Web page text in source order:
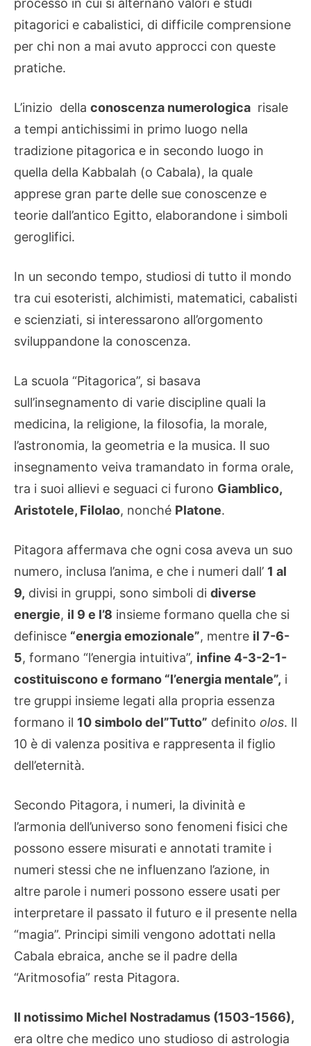
processo in cui si alternano valori e studi
pitagorici e cabalistici, di difficile comprensione
per chi non a mai avuto approcci con queste
pratiche.
L’inizio della conoscenza numerologica risale
a tempi antichissimi in primo luogo nella
tradizione pitagorica e in secondo luogo in
quella della Kabbalah (o Cabala), la quale
apprese gran parte delle sue conoscenze e
teorie dall’antico Egitto, elaborandone i simboli
geroglifici.
In un secondo tempo, studiosi di tutto il mondo
tra cui esoteristi, alchimisti, matematici, cabalisti
e scienziati, si interessarono all’orgomento
sviluppandone la conoscenza.
La scuola “Pitagorica”, si basava
sull’insegnamento di varie discipline quali la
medicina, la religione, la filosofia, la morale,
l’astronomia, la geometria e la musica. Il suo
insegnamento veiva tramandato in forma orale,
tra i suoi allievi e seguaci ci furono Giamblico,
Aristotele, Filolao, nonché Platone.
Pitagora affermava che ogni cosa aveva un suo
numero, inclusa l’anima, e che i numeri dall’ 1 al
9, divisi in gruppi, sono simboli di diverse
energie, il 9 e l’8 insieme formano quella che si
definisce “energia emozionale”, mentre il 7-6-
5, formano “l’energia intuitiva”, infine 4-3-2-1-
costituiscono e formano “l’energia mentale”, i
tre gruppi insieme legati alla propria essenza
formano il 10 simbolo del”Tutto” definito olos. Il
10 è di valenza positiva e rappresenta il figlio
dell’eternità.
Secondo Pitagora, i numeri, la divinità e
l’armonia dell’universo sono fenomeni fisici che
possono essere misurati e annotati tramite i
numeri stessi che ne influenzano l’azione, in
altre parole i numeri possono essere usati per
interpretare il passato il futuro e il presente nella
“magia”. Principi simili vengono adottati nella
Cabala ebraica, anche se il padre della
“Aritmosofia” resta Pitagora.
Il notissimo Michel Nostradamus (1503-1566),
era oltre che medico uno studioso di astrologia